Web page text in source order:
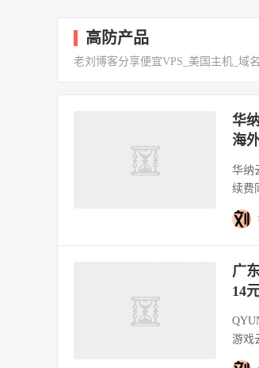
高防产品
老刘博客分享便宜VPS_美国主机_域
华
海
华纳
续费
广
14
游戏